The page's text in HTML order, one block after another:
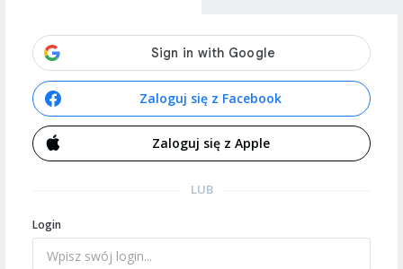
Zaloguj się z Facebook
Zaloguj się z Apple
LUB
Login